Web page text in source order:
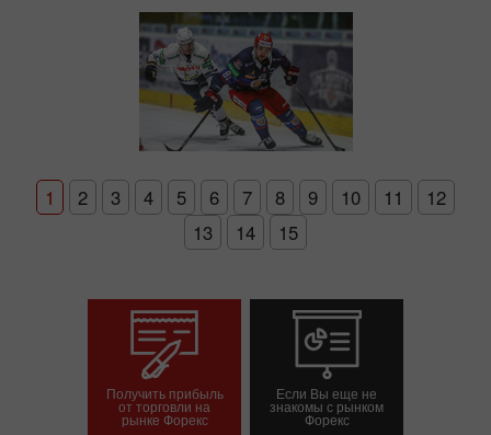
1 2 3 4 5 6 7 8 9 10 11
12
13
14 15
Получить прибыль
от торговли на
рынке Форекс
Если Вы еще не
знакомы с рынком
Форекс